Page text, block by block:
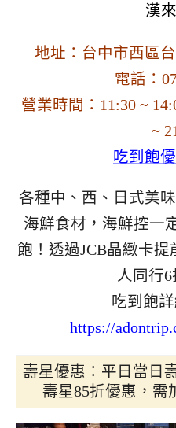
漢
地址：台中市西區
電話：
營業時間：11:30 ~
~
吃到飽
各種中、西、日式美
海鮮食材，海鮮控一
飽！透過JCB晶緻卡
人同行6
吃到飽
https://
壽星優惠：平日當日
壽星85折優惠，需